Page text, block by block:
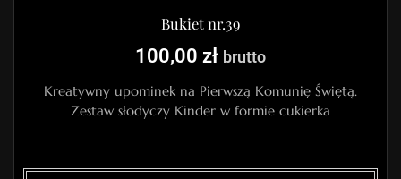
Bukiet nr.39
100,00 zł brutto
Kreatywny upominek na Pierwszą Komunię Świętą.
Zestaw słodyczy Kinder w formie cukierka